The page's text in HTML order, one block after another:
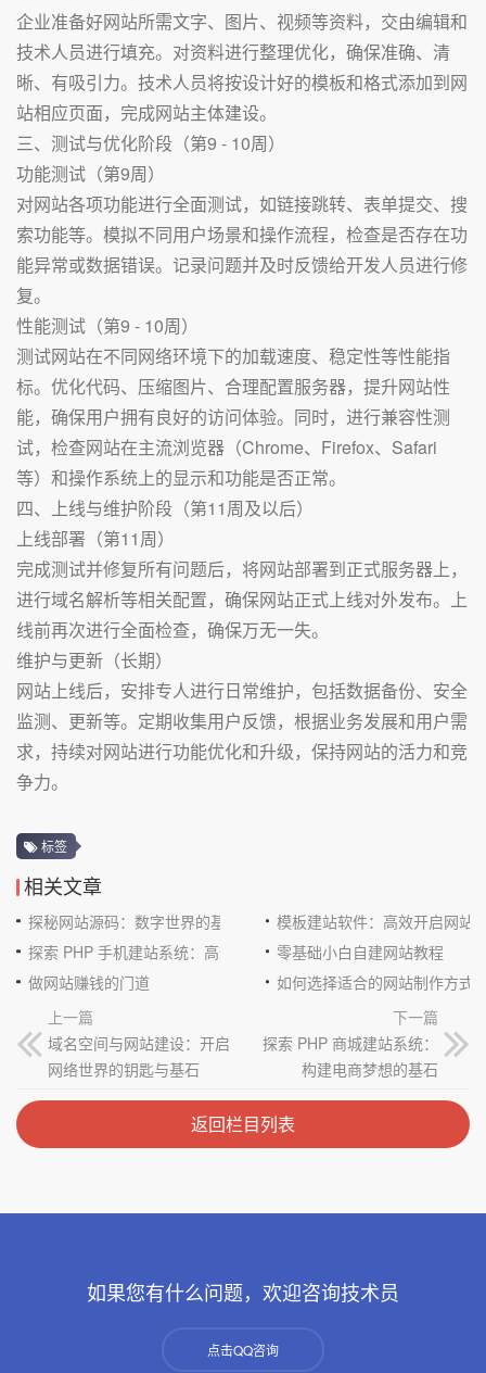
企业准备好网站所需文字、图片、视频等资料，交由编辑和
技术人员进行填充。对资料进行整理优化，确保准确、清
晰、有吸引力。技术人员将按设计好的模板和格式添加到网
站相应页面，完成网站主体建设。
三、测试与优化阶段（第9 - 10周）
功能测试（第9周）
对网站各项功能进行全面测试，如链接跳转、表单提交、搜
索功能等。模拟不同用户场景和操作流程，检查是否存在功
能异常或数据错误。记录问题并及时反馈给开发人员进行修
复。
性能测试（第9 - 10周）
测试网站在不同网络环境下的加载速度、稳定性等性能指
标。优化代码、压缩图片、合理配置服务器，提升网站性
能，确保用户拥有良好的访问体验。同时，进行兼容性测
试，检查网站在主流浏览器（Chrome、Firefox、Safari
等）和操作系统上的显示和功能是否正常。
四、上线与维护阶段（第11周及以后）
上线部署（第11周）
完成测试并修复所有问题后，将网站部署到正式服务器上，
进行域名解析等相关配置，确保网站正式上线对外发布。上
线前再次进行全面检查，确保万无一失。
维护与更新（长期）
网站上线后，安排专人进行日常维护，包括数据备份、安全
监测、更新等。定期收集用户反馈，根据业务发展和用户需
求，持续对网站进行功能优化和升级，保持网站的活力和竞
争力。
标签
相关文章
探秘网站源码：数字世界的基石
模板建站软件：高效开启网站
探索 PHP 手机建站系统：高效与便捷的完美结合零基础小白自建网站教程
做网站赚钱的门道
如何选择适合的网站制作方式
上一篇
域名空间与网站建设：开启
网络世界的钥匙与基石
下一篇
探索 PHP 商城建站系统：
构建电商梦想的基石
返回栏目列表
如果您有什么问题，欢迎咨询技术员
点击QQ咨询